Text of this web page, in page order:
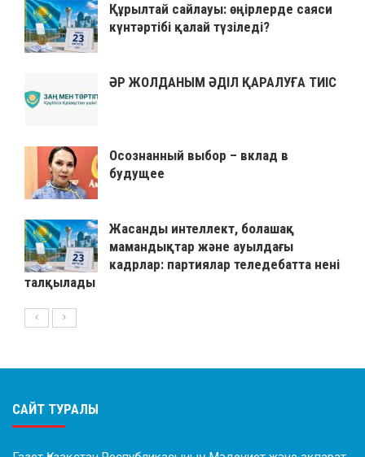
Құрылтай сайлауы: өңірлерде саяси
күнтәртібі қалай түзіледі?
ӘР ЖОЛДАНЫМ ӘДІЛ ҚАРАЛУҒА ТИІС
Осознанный выбор – вклад в
будущее
Жасанды интеллект, болашақ
мамандықтар және ауылдағы
кадрлар: партиялар теледебатта нені
талқылады
САЙТ ТУРАЛЫ